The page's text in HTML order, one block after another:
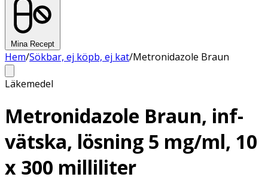
Mina Recept
Hem/Sökbar, ej köpb, ej kat/Metronidazole Braun
Läkemedel
Metronidazole Braun, inf-
vätska, lösning 5 mg/ml, 10
x 300 milliliter